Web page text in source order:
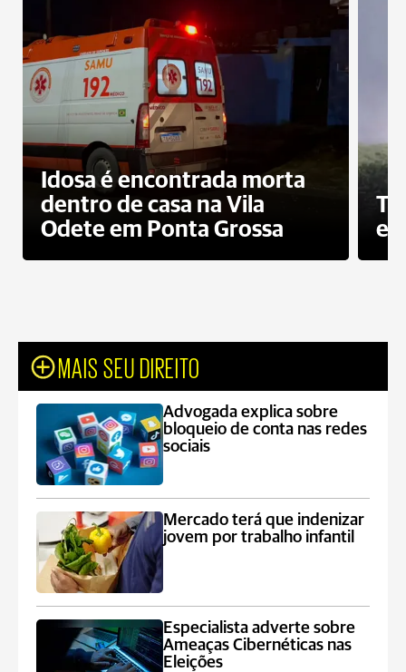
Idosa é encontrada morta
dentro de casa na Vila
Odete em Ponta Grossa
e
MAIS SEU DIREITO
Advogada explica sobre
bloqueio de conta nas redes
sociais
Mercado terá que indenizar
jovem por trabalho infantil
Especialista adverte sobre
Ameaças Cibernéticas nas
Eleições